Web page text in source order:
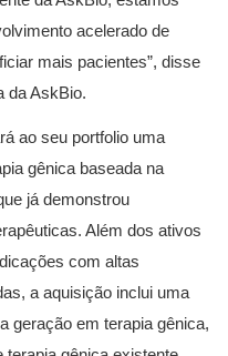
acelerado de
mais pacientes”, disse
da AskBio.
ao seu portfolio uma
gênica baseada na
já demonstrou
Além dos ativos
com altas
a aquisição inclui uma
geração em terapia gênica,